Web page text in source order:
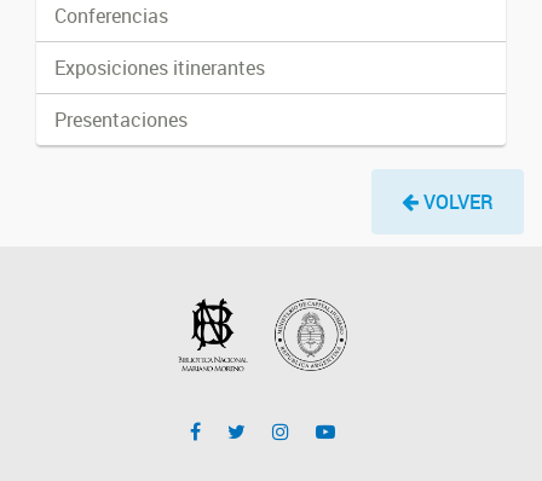
Conferencias
Exposiciones itinerantes
Presentaciones
VOLVER